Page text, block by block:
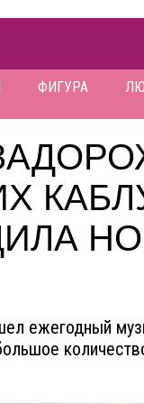
ФИГУРА
ежегодный